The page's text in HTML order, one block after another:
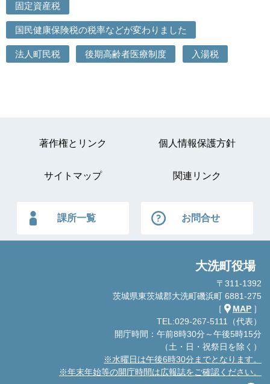
固定資産税
国民健康保険税の税率などが変わりました
法人町民税 後期高齢者医療制度 入湯税
著作権とリンク 個人情報保護方針
サイトマップ 関連リンク
課所一覧 お問合せ
大洗町役場
〒311-1392
茨城県東茨城郡大洗町磯浜町 6881-275
［
MAP ］
TEL:029-267-5111（代表）
開庁時間：午前8時30分～午後5時15分
（土・日・祝祭日を除く）
※水曜日は午後6時30分までとなります。
※年末年始等の開庁時間は広報誌をご確認ください。